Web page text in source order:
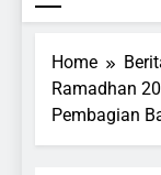
Home
Ramadhan
Pembagian